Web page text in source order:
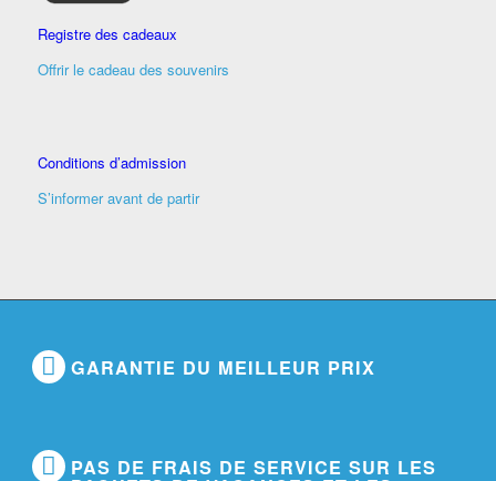
Registre des cadeaux
Offrir le cadeau des souvenirs
Conditions d’admission
S’informer avant de partir
GARANTIE DU MEILLEUR PRIX
PAS DE FRAIS DE SERVICE SUR LES